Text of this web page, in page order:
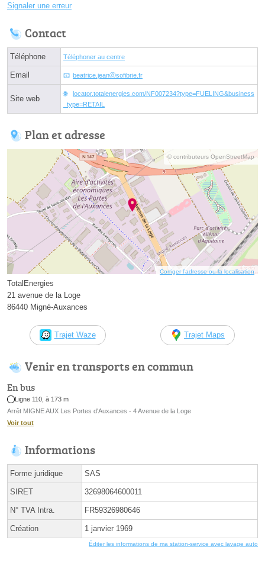
Signaler une erreur
Contact
Téléphone Téléphoner au centre
Email beatrice.jeanⓐsofibrie.fr
Site web
locator.totalenergies.com/NF007234?type=FUELING&business
_type=RETAIL
Plan et adresse
© contributeurs OpenStreetMap
Corriger l’adresse ou la localisation
TotalEnergies
21 avenue de la Loge
86440 Migné-Auxances
Trajet Waze Trajet Maps
Venir en transports en commun
En bus
Ligne 110, à 173 m
Arrêt MIGNE AUX Les Portes d'Auxances - 4 Avenue de la Loge
Voir tout
Informations
Forme juridique SAS
SIRET 32698064600011
N° TVA Intra. FR59326980646
Création 1 janvier 1969
Éditer les informations de ma station-service avec lavage auto